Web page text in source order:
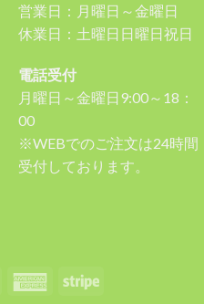
営業日：月曜日～金曜日
休業日：土曜日日曜日祝日
電話受付
月曜日～金曜日9:00～18：
00
※WEBでのご注文は24時間
受付しております。